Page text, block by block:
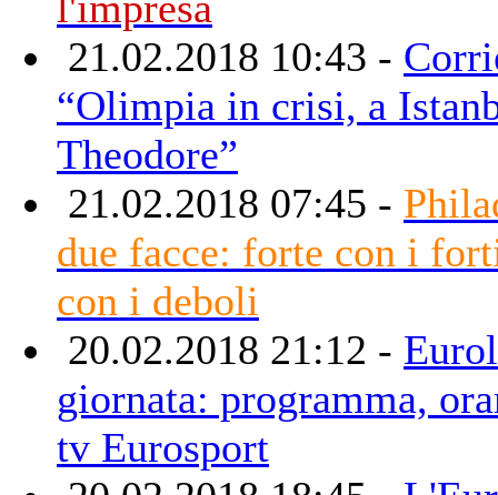
21.02.2018 10:43 -
“Olimpia in crisi, a
Theodore”
21.02.2018 07:45 -
due facce: forte con i
con i deboli
20.02.2018 21:12 -
giornata: programma,
tv Eurosport